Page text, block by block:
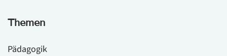
Themen
Pädagogik